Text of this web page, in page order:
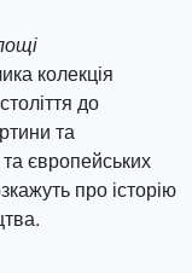
колекція
до
та
європейських
про історію